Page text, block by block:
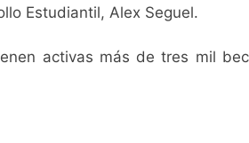
Estudiantil, Alex Seguel.
activas más de tres mil